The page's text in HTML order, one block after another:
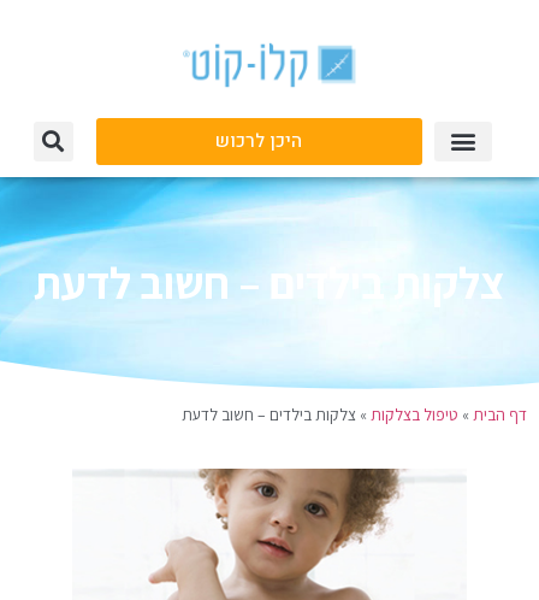
היכן לרכוש
צלקות בילדים – חשוב לדעת
דף הבית » טיפול בצלקות » צלקות בילדים – חשוב לדעת